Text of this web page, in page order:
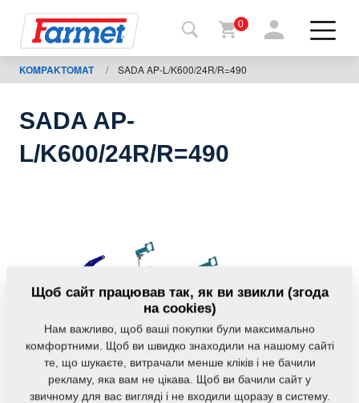
Назад
на
Farmet
Завантаження
0
KOMPAKTOMAT / SADA AP-L/K600/24R/R=490
SADA AP-
L/K600/24R/R=490
Щоб сайт працював так, як ви звикли (згода
на cookies)
Нам важливо, щоб ваші покупки були максимально
комфортними. Щоб ви швидко знаходили на нашому сайті
те, що шукаєте, витрачали менше кліків і не бачили
рекламу, яка вам не цікава. Щоб ви бачили сайт у
звичному для вас вигляді і не входили щоразу в систему.